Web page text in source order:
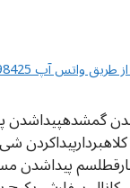
آپ 00442032398425
گمشدهپیداشدن
پیداشدن